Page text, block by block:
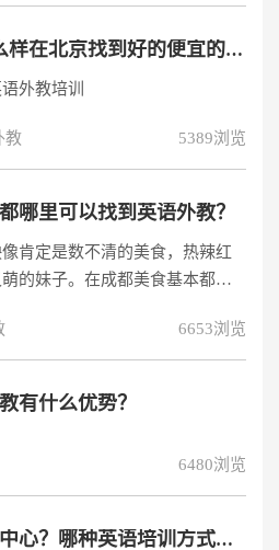
那么今天我就给大家说说我都
北京哪里有外教?怎么样在北京找到好的便宜的英语外教？
外教培训
教 5389浏览
哪里可以找到英语外教？
肯定是数不清的美食，热辣红
的妹子。在成都美食基本都不
那就变成了一个难题了。为什
是大城市，但是似乎高品质的
英语，提高英语听说读写全面
呢？成都哪里有外
6653浏览
有什么优势？
6480浏览
哪里有外教英语培训中心？哪种英语培训方式更好？